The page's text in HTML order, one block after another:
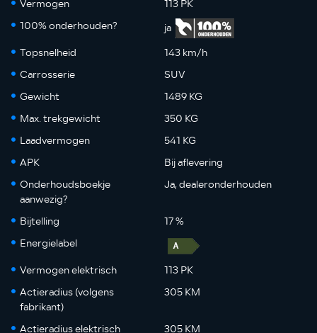
Vermogen
113 PK
100% onderhouden?
ja
Topsnelheid
143 km/h
Carrosserie
SUV
Gewicht
1489 KG
Max. trekgewicht
350 KG
Laadvermogen
541 KG
APK
Bij aflevering
Onderhoudsboekje
aanwezig?
Ja, dealeronderhouden
Bijtelling
17 %
Energielabel
Vermogen elektrisch
113 PK
Actieradius (volgens
fabrikant)
305 KM
Actieradius elektrisch 305 KM